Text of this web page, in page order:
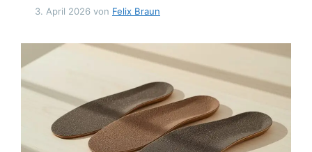
3. April 2026 von Felix Braun